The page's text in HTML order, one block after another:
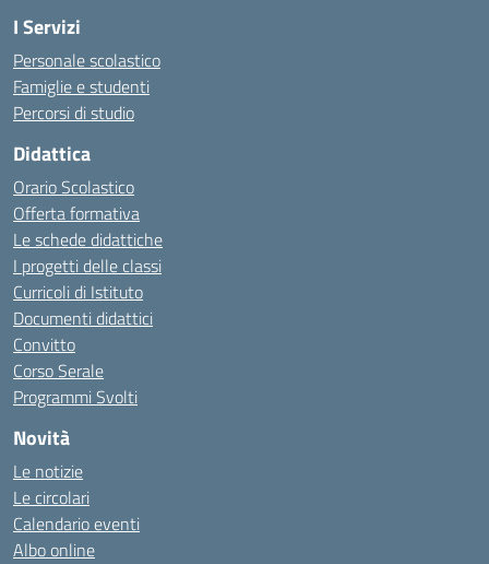
I Servizi
Personale scolastico
Famiglie e studenti
Percorsi di studio
Didattica
Orario Scolastico
Offerta formativa
Le schede didattiche
I progetti delle classi
Curricoli di Istituto
Documenti didattici
Convitto
Corso Serale
Programmi Svolti
Novità
Le notizie
Le circolari
Calendario eventi
Albo online